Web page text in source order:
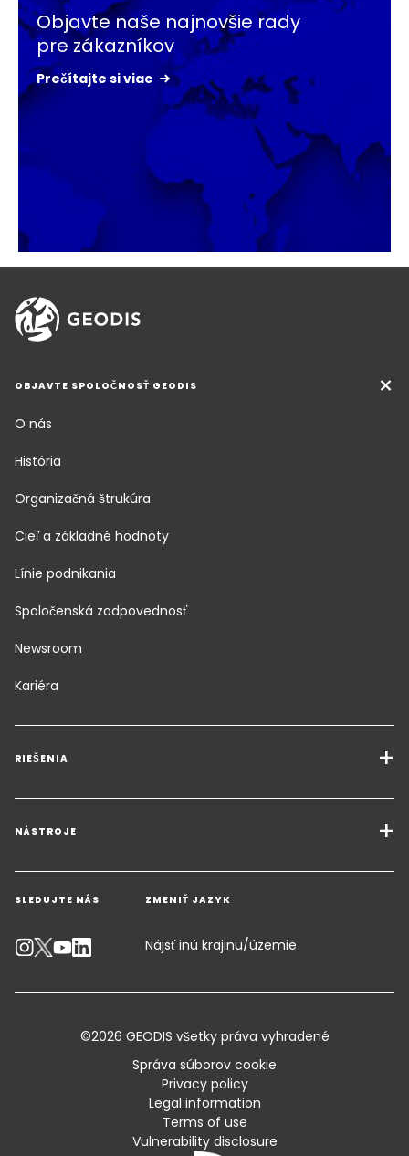
Objavte naše najnovšie rady
pre zákazníkov
Prečítajte si viac
OBJAVTE SPOLOČNOSŤ GEODIS
O nás
História
Organizačná štrukúra
Cieľ a základné hodnoty
Línie podnikania
Spoločenská zodpovednosť
Newsroom
Kariéra
RIEŠENIA
Dopravné služby
Riešenia pre nákladnú dopravu
Priemyselné riešenia
NÁSTROJE
Získajte cenovú ponuku
Kontaktujte odborníka
Kalkulačka emisií
Štandardné obchodné podmienky a certifikáty
SLEDUJTE NÁS ZMENIŤ JAZYK
Nájsť inú krajinu/územie
©2026 GEODIS všetky práva vyhradené
Správa súborov cookie
Privacy policy
Legal information
Terms of use
Vulnerability disclosure